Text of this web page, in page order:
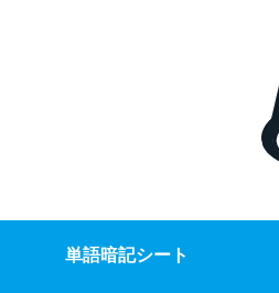
単語暗記シート